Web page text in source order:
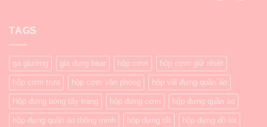
TAGS
ga giường gia dụng bear hộp cơm hộp cơm giữ nhiệt
hộp cơm trưa hộp cơm văn phòng hộp vải đựng quần áo
Hộp đựng bông tẩy trang hộp đựng cơm hộp đựng quần áo
hộp đựng quần áo thông minh hộp đựng tất hộp đựng đồ lót